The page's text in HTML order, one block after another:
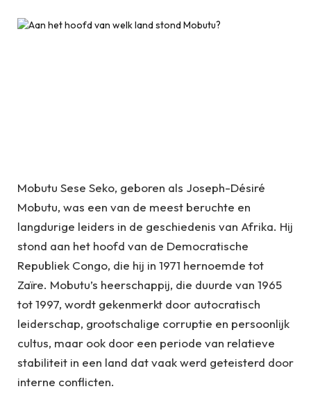
Mobutu Sese Seko, geboren als Joseph-Désiré
Mobutu, was een van de meest beruchte en
langdurige leiders in de geschiedenis van Afrika. Hij
stond aan het hoofd van de Democratische
Republiek Congo, die hij in 1971 hernoemde tot
Zaïre. Mobutu’s heerschappij, die duurde van 1965
tot 1997, wordt gekenmerkt door autocratisch
leiderschap, grootschalige corruptie en persoonlijk
cultus, maar ook door een periode van relatieve
stabiliteit in een land dat vaak werd geteisterd door
interne conflicten.